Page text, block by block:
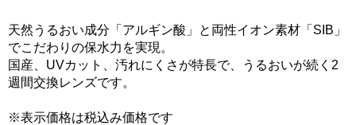
天然うるおい成分「アルギン酸」と両性イオン素材「SIB」
でこだわりの保水力を実現。
国産、UVカット、汚れにくさが特長で、うるおいが続く2
週間交換レンズです。
※表示価格は税込み価格です